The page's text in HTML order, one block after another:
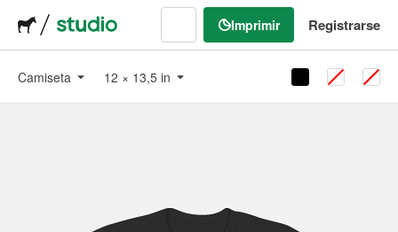
Imprimir Registrarse
Camiseta 12 × 13,5 in